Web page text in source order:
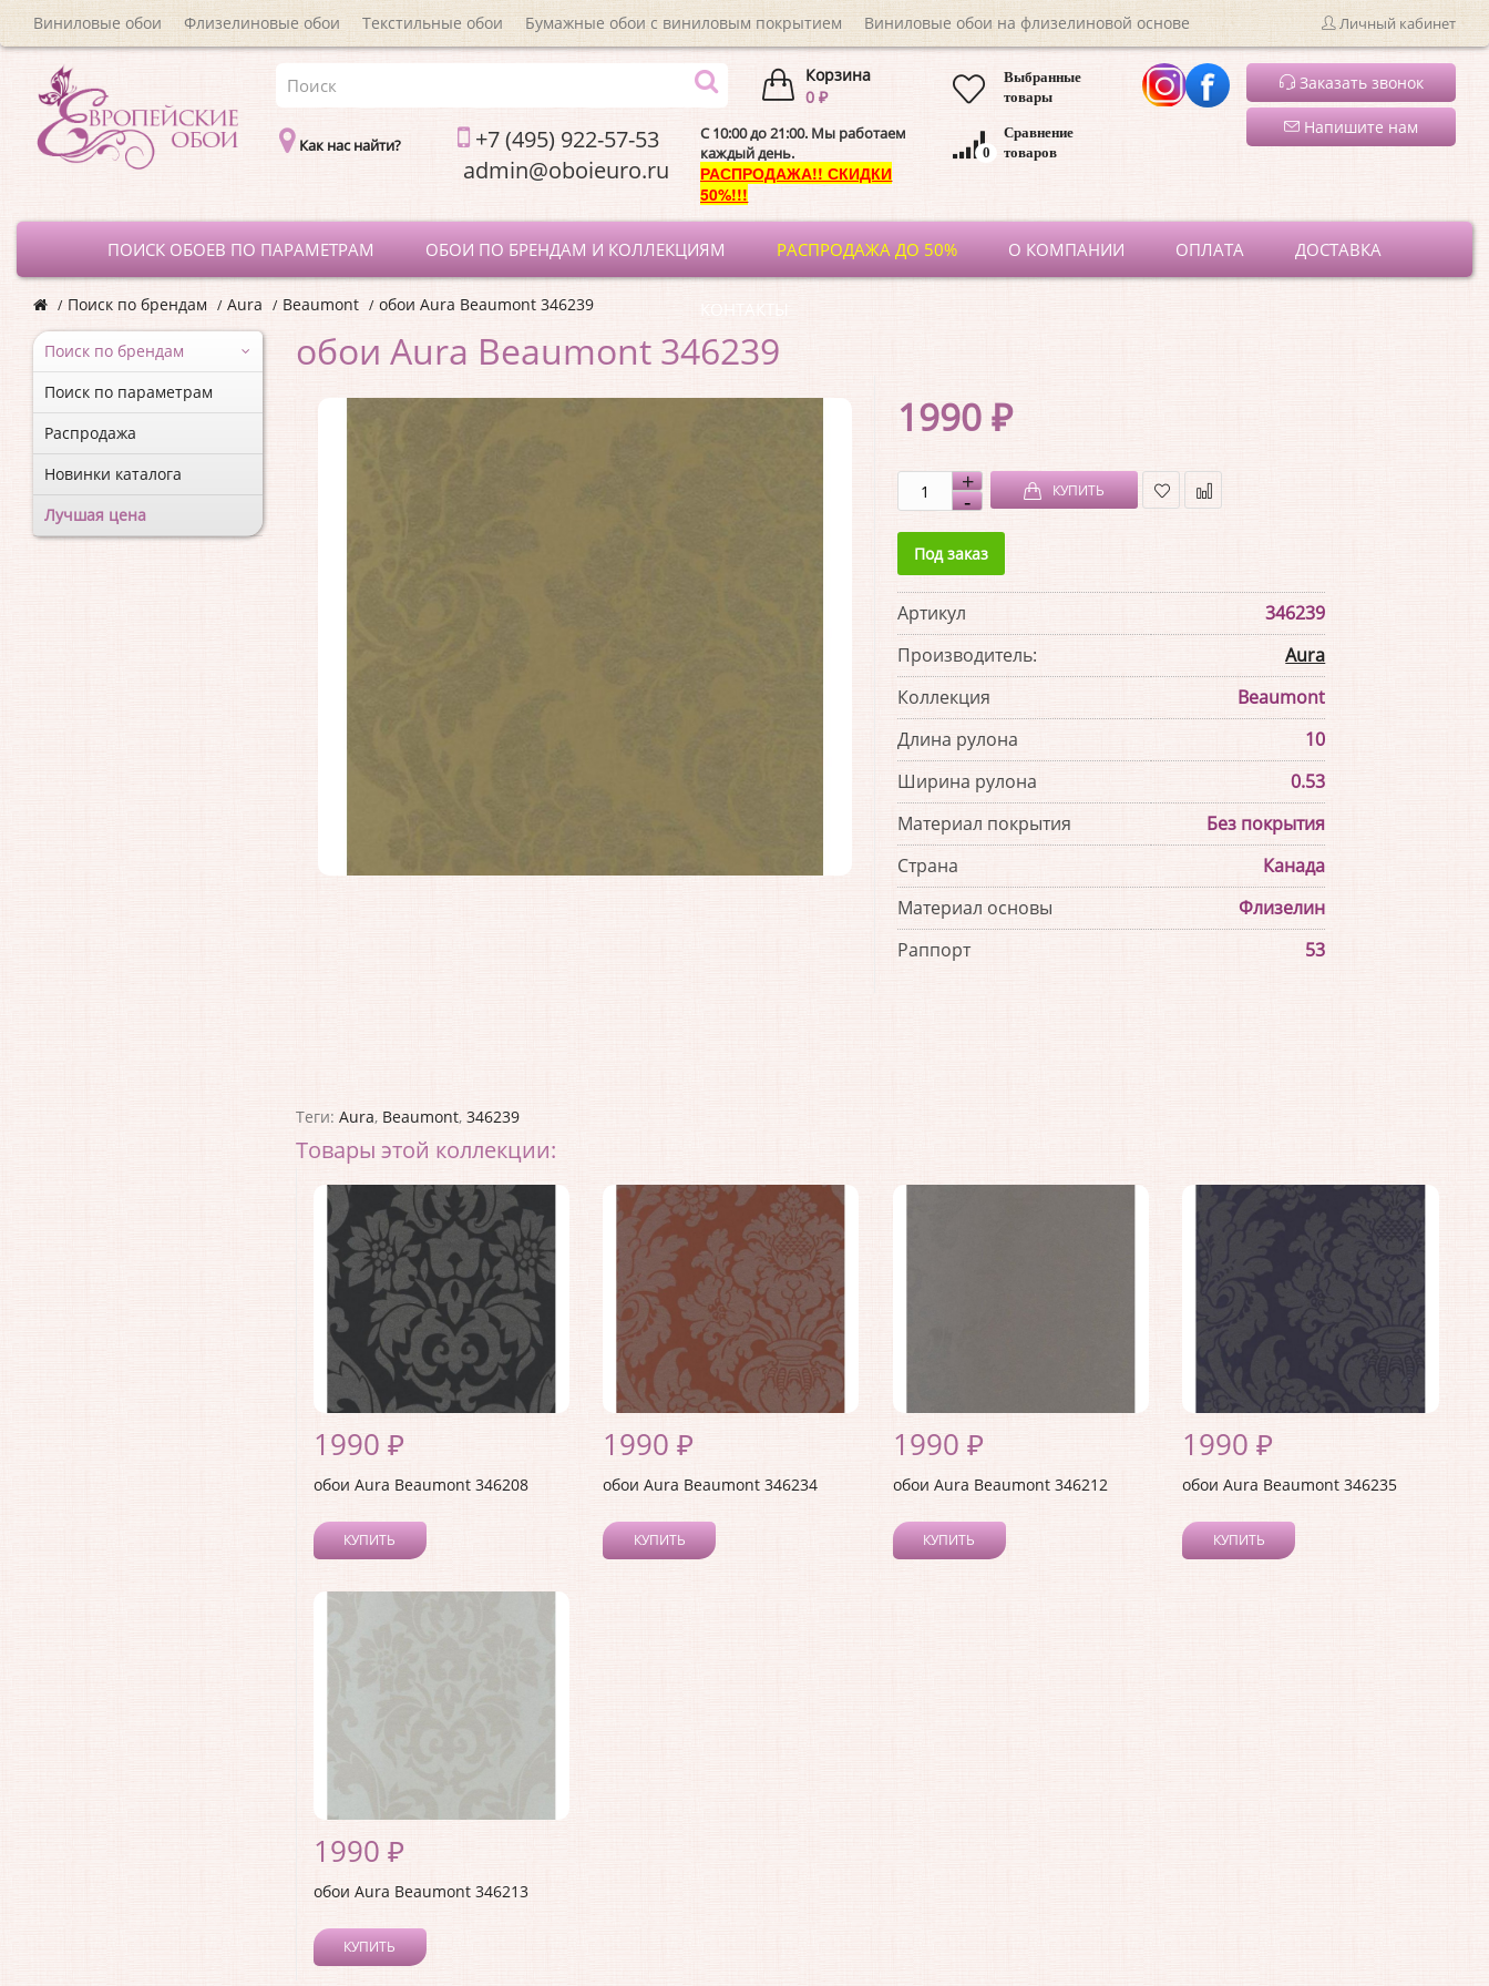
Виниловые обои Флизелиновые обои Текстильные обои Бумажные обои с виниловым покрытием Виниловые обои на флизелиновой основе Личный кабинет
Корзина
0 ₽
Как нас найти?
+7 (495) 922-57-53
admin@oboieuro.ru
C 10:00 до 21:00. Мы работаем
каждый день.
РАСПРОДАЖА!! СКИДКИ
50%!!!
Выбранные
товары
Сравнение
товаров
0
Заказать звонок
Напишите нам
ПОИСК ОБОЕВ ПО ПАРАМЕТРАМ ОБОИ ПО БРЕНДАМ И КОЛЛЕКЦИЯМ РАСПРОДАЖА ДО 50% О КОМПАНИИ ОПЛАТА ДОСТАВКА
КОНТАКТЫ
Поиск по брендам Aura Beaumont обои Aura Beaumont 346239
Поиск по брендам
Поиск по параметрам
Распродажа
Новинки каталога
Лучшая цена
обои Aura Beaumont 346239
1990 ₽
КУПИТЬ
Под заказ
Артикул
346239
Производитель:
Aura
Коллекция
Beaumont
Длина рулона
10
Ширина рулона
0.53
Материал покрытия
Без покрытия
Страна
Канада
Материал основы
Флизелин
Раппорт
53
Теги: Aura, Beaumont, 346239
Товары этой коллекции:
1990 ₽
обои Aura Beaumont 346208
КУПИТЬ
1990 ₽
обои Aura Beaumont 346234
КУПИТЬ
1990 ₽
обои Aura Beaumont 346212
КУПИТЬ
1990 ₽
обои Aura Beaumont 346235
КУПИТЬ
1990 ₽
обои Aura Beaumont 346213
КУПИТЬ